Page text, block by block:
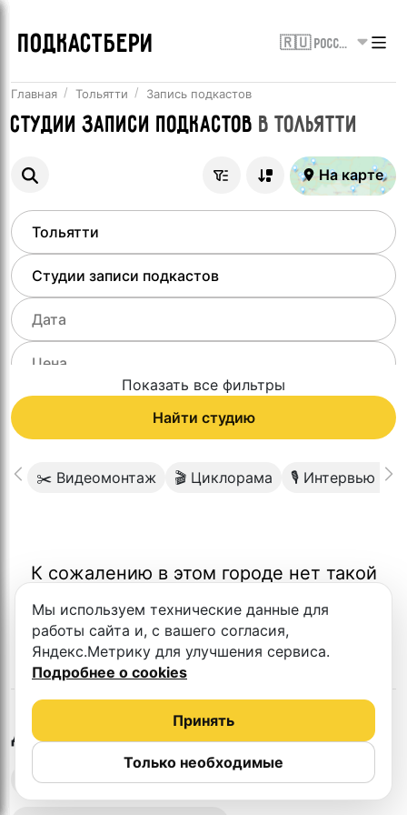
ПОДКАСТБЕРИ 🇷🇺 Россия
Главная Тольятти Запись подкастов
Студии записи подкастов вТольятти
На карте
Показать все фильтры
Найти студию
✂️ Видеомонтаж 🎬 Циклорама 🎙 Интервью 2
К сожалению в этом городе нет такой
Другие студии в Тольятти
Выездная запись подкастов
Мы используем технические данные для
работы сайта и, с вашего согласия,
Яндекс.Метрику для улучшения сервиса.
Подробнее о cookies
Только необходимые
Принять